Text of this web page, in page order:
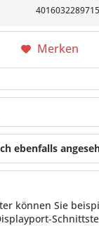
4016032289715
Merken
ebenfalls
können Sie